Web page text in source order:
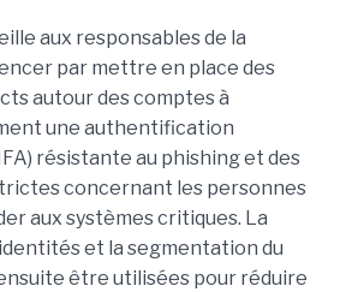
aux responsables de la
par mettre en place des
autour des comptes à
une authentification
résistante au phishing et des
concernant les personnes
aux systèmes critiques. La
et la segmentation du
être utilisées pour réduire